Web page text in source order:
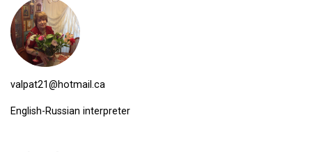
valpat21@hotmail.ca
English-Russian interpreter